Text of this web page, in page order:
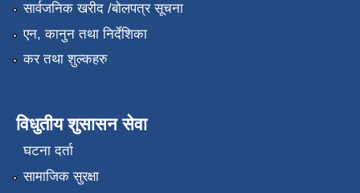
सार्वजनिक खरीद /बोलपत्र सूचना
एन, कानुन तथा निर्देशिका
कर तथा शुल्कहरु
विधुतीय शुसासन सेवा
घटना दर्ता
सामाजिक सुरक्षा